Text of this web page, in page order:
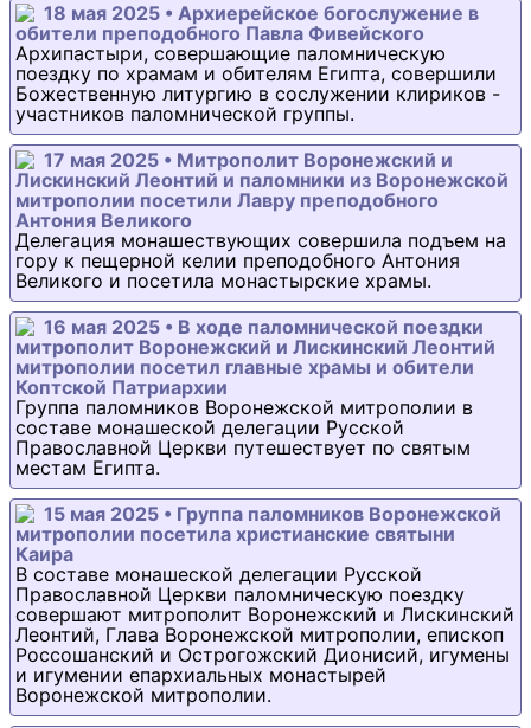
18 мая 2025 • Архиерейское богослужение в
обители преподобного Павла Фивейского
Архипастыри, совершающие паломническую
поездку по храмам и обителям Египта, совершили
Божественную литургию в сослужении клириков -
участников паломнической группы.
17 мая 2025 • Митрополит Воронежский и
Лискинский Леонтий и паломники из Воронежской
митрополии посетили Лавру преподобного
Антония Великого
Делегация монашествующих совершила подъем на
гору к пещерной келии преподобного Антония
Великого и посетила монастырские храмы.
16 мая 2025 • В ходе паломнической поездки
митрополит Воронежский и Лискинский Леонтий
митрополии посетил главные храмы и обители
Коптской Патриархии
Группа паломников Воронежской митрополии в
составе монашеской делегации Русской
Православной Церкви путешествует по святым
местам Египта.
15 мая 2025 • Группа паломников Воронежской
митрополии посетила христианские святыни
Каира
В составе монашеской делегации Русской
Православной Церкви паломническую поездку
совершают митрополит Воронежский и Лискинский
Леонтий, Глава Воронежской митрополии, епископ
Россошанский и Острогожский Дионисий, игумены
и игумении епархиальных монастырей
Воронежской митрополии.